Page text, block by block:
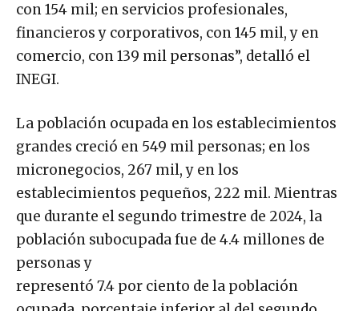
con 154 mil; en servicios profesionales,
financieros y corporativos, con 145 mil, y en
comercio, con 139 mil personas”, detalló el
INEGI.
La población ocupada en los establecimientos
grandes creció en 549 mil personas; en los
micronegocios, 267 mil, y en los
establecimientos pequeños, 222 mil. Mientras
que durante el segundo trimestre de 2024, la
población subocupada fue de 4.4 millones de
personas y
representó 7.4 por ciento de la población